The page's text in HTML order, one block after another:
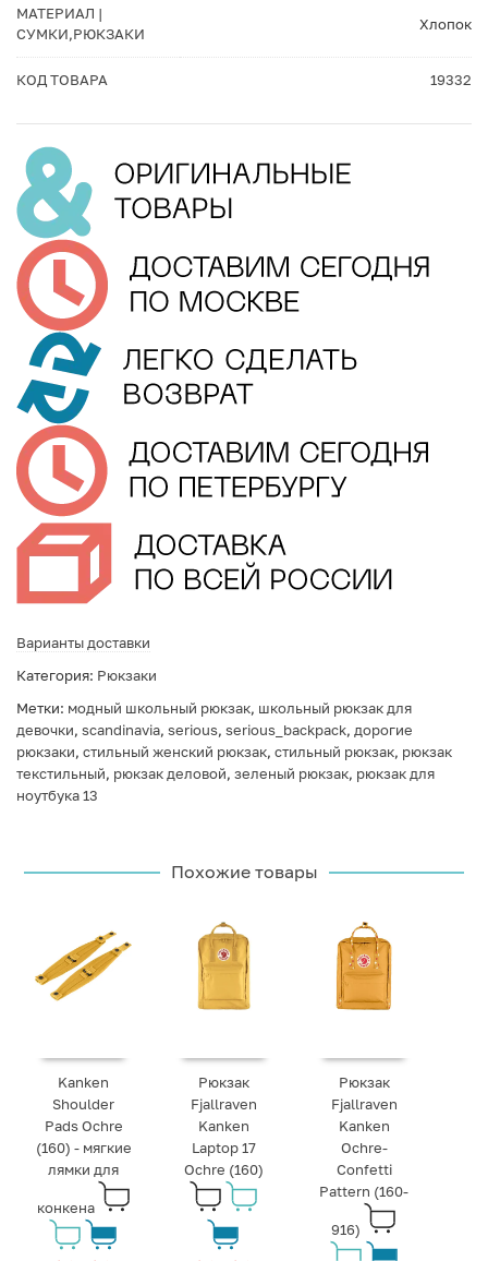
МАТЕРИАЛ |
СУМКИ,РЮКЗАКИ
Хлопок
КОД ТОВАРА 19332
Варианты доставки
Категория: Рюкзаки
Метки: модный школьный рюкзак, школьный рюкзак для
девочки, scandinavia, serious, serious_backpack, дорогие
рюкзаки, стильный женский рюкзак, стильный рюкзак, рюкзак
текстильный, рюкзак деловой, зеленый рюкзак, рюкзак для
ноутбука 13
Похожие товары
Kanken
Shoulder
Pads Ochre
(160) - мягкие
лямки для
конкена
Рюкзак
Fjallraven
Kanken
Laptop 17
Ochre (160)
Рюкзак
Fjallraven
Kanken
Ochre-
Confetti
Pattern (160-
916)